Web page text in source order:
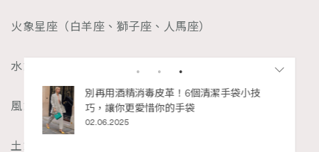
火象星座（白羊座、獅子座、人馬座）
水象星座 （巨蟹座、天蠍座、雙魚座）
風象星座 （水瓶座、雙子座、天秤座）
土象星座 （山羊座、金牛座、處女座）
別再用酒精消毒皮革！6個清潔手袋小技
巧，讓你更愛惜你的手袋
02.06.2025